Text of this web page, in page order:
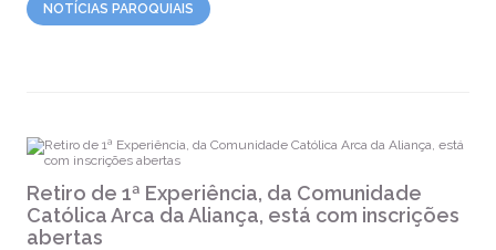
NOTÍCIAS PAROQUIAIS
Retiro de 1ª Experiência, da Comunidade
Católica Arca da Aliança, está com inscrições
abertas